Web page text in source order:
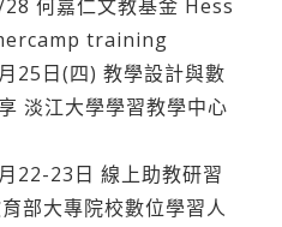
何嘉仁文教基金 Hess
training
25日(四) 教學設計與數
淡江大學學習教學中心
22-23日 線上助教研習
部大專院校數位學習人